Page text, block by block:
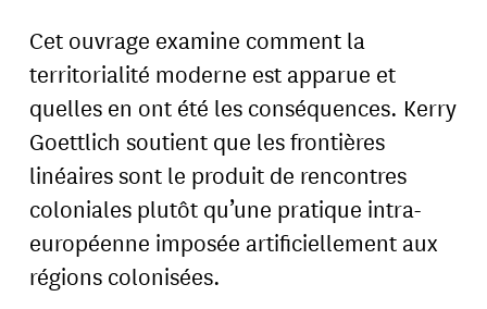
Cet ouvrage examine comment la
territorialité moderne est apparue et
quelles en ont été les conséquences. Kerry
Goettlich soutient que les frontières
linéaires sont le produit de rencontres
coloniales plutôt qu’une pratique intra-
européenne imposée artificiellement aux
régions colonisées.